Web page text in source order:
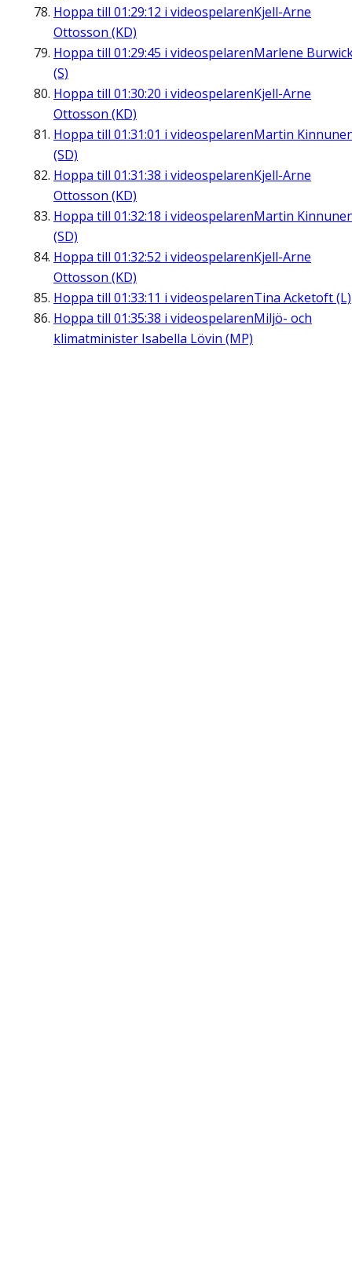
Hoppa till 01:29:12 i videospelarenKjell-Arne
Ottosson (KD)
Hoppa till 01:29:45 i videospelarenMarlene
(S)
Hoppa till 01:30:20 i videospelarenKjell-Arne
Ottosson (KD)
Hoppa till 01:31:01 i videospelarenMartin
(SD)
Hoppa till 01:31:38 i videospelarenKjell-Arne
Ottosson (KD)
Hoppa till 01:32:18 i videospelarenMartin
(SD)
Hoppa till 01:32:52 i videospelarenKjell-Arne
Ottosson (KD)
Hoppa till 01:33:11 i videospelarenTina Acketoft (L)
Hoppa till 01:35:38 i videospelarenMiljö- och
klimatminister Isabella Lövin (MP)